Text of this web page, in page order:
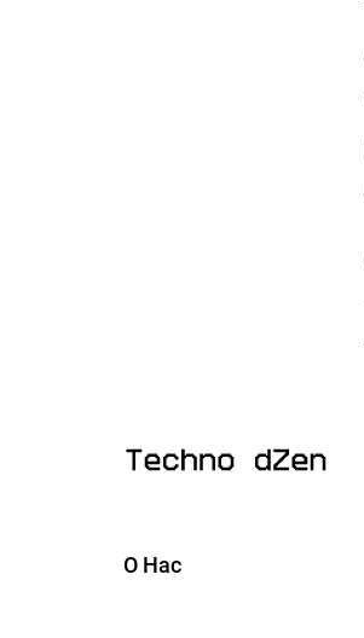
О Нас